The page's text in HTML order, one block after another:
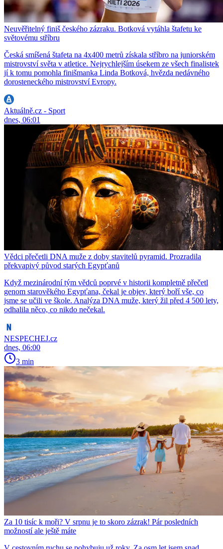
Neuvěřitelný finiš českého zázraku. Botková vytáhla štafetu ke
světovému stříbru
Česká smíšená štafeta na 4x400 metrů získala stříbro na juniorském
mistrovství světa v atletice. Nejrychlejším úsekem ze všech finalistek
jí k tomu pomohla finišmanka Linda Botková, hvězda nedávného
dorosteneckého mistrovství Evropy.
Aktuálně.cz - Sport
dnes, 06:01
Vědci přečetli DNA muže z doby stavitelů pyramid. Prozradila
překvapivý původ starých Egypťanů
Když mezinárodní tým vědců poprvé v historii kompletně přečetl
genom starověkého Egypťana, čekal je objev, který boří vše, co
jsme se učili ve škole. Analýza DNA muže, který žil před 4 500 lety,
odhalila něco, co nikdo nečekal.
NESPECHEJ.cz
dnes, 06:00
3 min
Za 10 tisíc k moři? V srpnu je to skoro zázrak! Pár posledních
možností ale ještě máte